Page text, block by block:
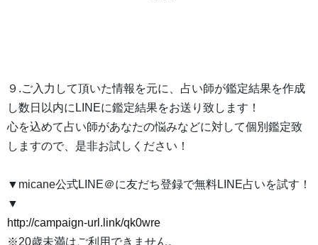
９.ご入力して頂いた情報を元に、占い師が鑑定結果を作成
し数日以内にLINEに鑑定結果をお送り致します！
心を込めて占い師があなたの悩みなどに対して個別鑑定致
しますので、是非お試しください！
▼micane公式LINE＠に友だち登録で無料LINE占いを試す！
▼
http://campaign-url.link/qk0wre
※20歳未満はご利用できません。